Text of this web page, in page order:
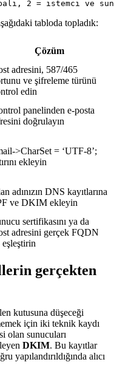
2 = istemci ve
tabloda topladık:
Çözüm
adresini, 587/465
ve şifreleme türünü
edin
panelinden e-posta
doğrulayın
>CharSet = ‘UTF-8’;
ekleyin
adınızın DNS kayıtlarına
ve DKIM ekleyin
sertifikasını ya da
adresini gerçek FQDN
eşleştirin
gerçekten
kutusuna düşeceği
için iki teknik kaydı
olan sunucuları
DKIM. Bu kayıtlar
yapılandırıldığında alıcı